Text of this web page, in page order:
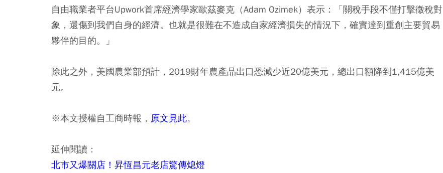
自由職業者平台Upwork首席經濟學家歐茲麥克（Adam Ozimek）表示：「關稅手段不僅打擊徵稅對
象，還傷到我們自身的經濟。也就是很難在不造成自家經濟損失的情況下，確實達到重創主要貿易
夥伴的目的。」
除此之外，美國農業部預計，2019財年農產品出口恐減少近20億美元，總出口額降到1,415億美
元。
※本文授權自工商時報， 原文見此。
延伸閱讀：
北市又爆關店！昇恆昌元老店驚傳熄燈